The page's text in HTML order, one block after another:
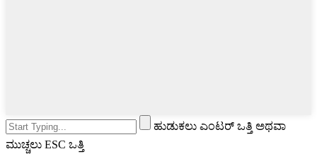
ಹುಡುಕಲು ಎಂಟರ್ ಒತ್ತಿ ಅಥವಾ
ಮುಚ್ಚಲು ESC ಒತ್ತಿ